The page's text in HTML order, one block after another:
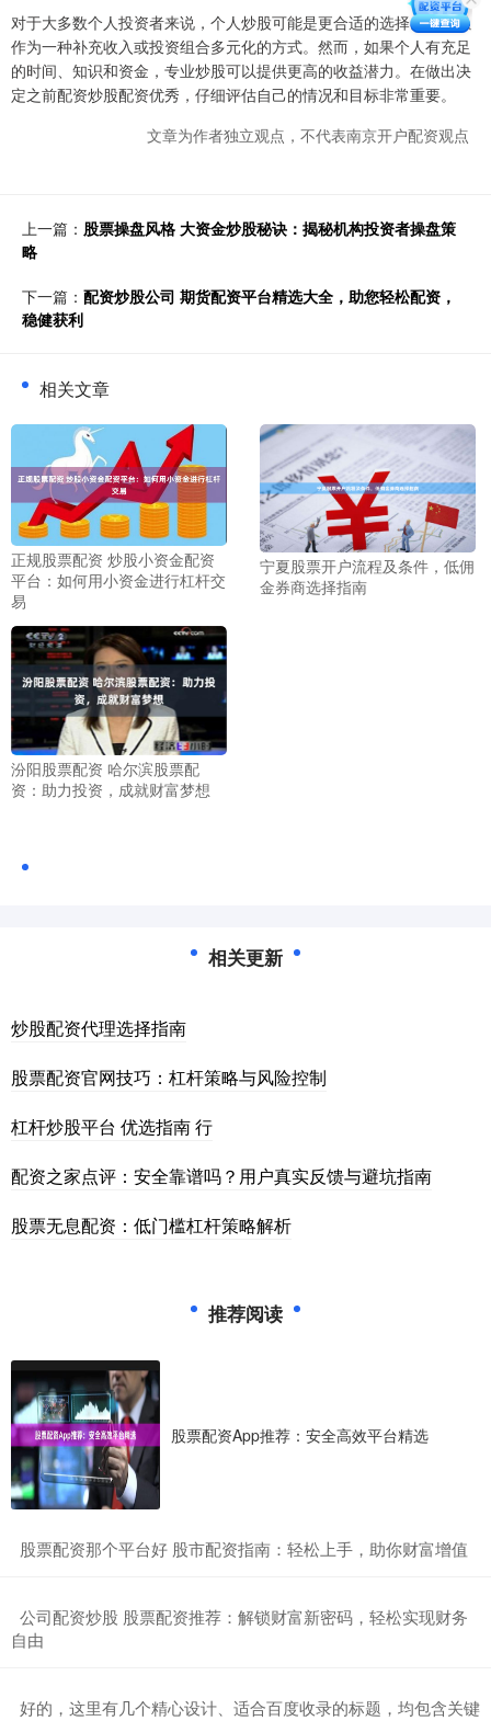
对于大多数个人投资者来说，个人炒股可能是更合适的选择。它可以
作为一种补充收入或投资组合多元化的方式。然而，如果个人有充足
的时间、知识和资金，专业炒股可以提供更高的收益潜力。在做出决
定之前配资炒股配资优秀，仔细评估自己的情况和目标非常重要。
文章为作者独立观点，不代表南京开户配资观点
上一篇： 股票操盘风格 大资金炒股秘诀：揭秘机构投资者操盘策
略
下一篇： 配资炒股公司 期货配资平台精选大全，助您轻松配资，
稳健获利
相关文章
正规股票配资 炒股小资金配资
平台：如何用小资金进行杠杆交
易
宁夏股票开户流程及条件，低佣
金券商选择指南
汾阳股票配资 哈尔滨股票配
资：助力投资，成就财富梦想
相关更新
炒股配资代理选择指南
股票配资官网技巧：杠杆策略与风险控制
杠杆炒股平台 优选指南 行
配资之家点评：安全靠谱吗？用户真实反馈与避坑指南
股票无息配资：低门槛杠杆策略解析
推荐阅读
股票配资App推荐：安全高效平台精选
​股票配资那个平台好 股市配资指南：轻松上手，助你财富增值
​公司配资炒股 股票配资推荐：解锁财富新密码，轻松实现财务
自由
​好的，这里有几个精心设计、适合百度收录的标题，均包含关键